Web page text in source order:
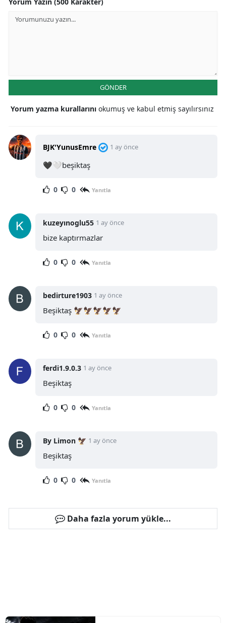
GÖNDER
Yorum yazma kurallarını okumuş ve kabul etmiş sayılırsınız
BJK'YunusEmre 1 ay önce
🖤🤍beşiktaş
0 0 Yanıtla
kuzeyınoglu55 1 ay önce
bize kaptırmazlar
0 0 Yanıtla
bedirture1903 1 ay önce
Beşiktaş 🦅🦅🦅🦅🦅
0 0 Yanıtla
ferdi1.9.0.3 1 ay önce
Beşiktaş
0 0 Yanıtla
By Limon 🦅 1 ay önce
Beşiktaş
0 0 Yanıtla
Daha fazla yorum yükle...